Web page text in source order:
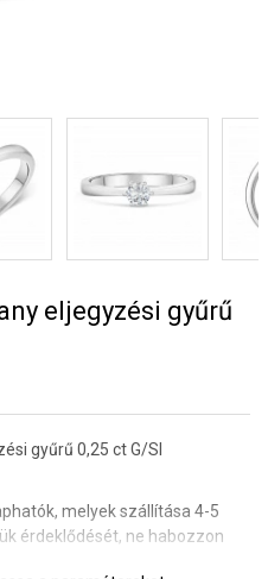
eljegyzési gyűrű
gyűrű 0,25 ct G/SI
melyek szállítása 4-5
érdeklődését, ne habozzon